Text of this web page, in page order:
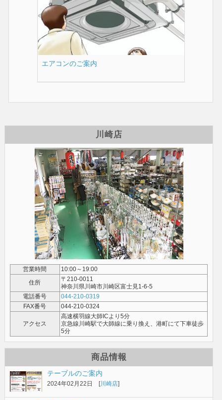
エアコンのご案内
川崎店
営業時間
10:00～19:00
住所
〒210-0011
神奈川県川崎市川崎区富士見1-6-5
電話番号
044-210-0319
FAX番号
044-210-0324
アクセス
高速横羽線大師ICより5分
京急線川崎駅で大師線に乗り換え、港町にて下車徒歩
5分
商品情報
テーブルのご案内
2024年02月22日 [川崎店]